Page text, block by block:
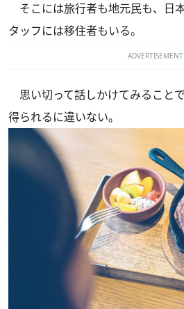
そこには旅行者も地元民も、日
タッフには移住者もいる。
ADVERTISEMENT
思い切って話しかけてみること
得られるに違いない。